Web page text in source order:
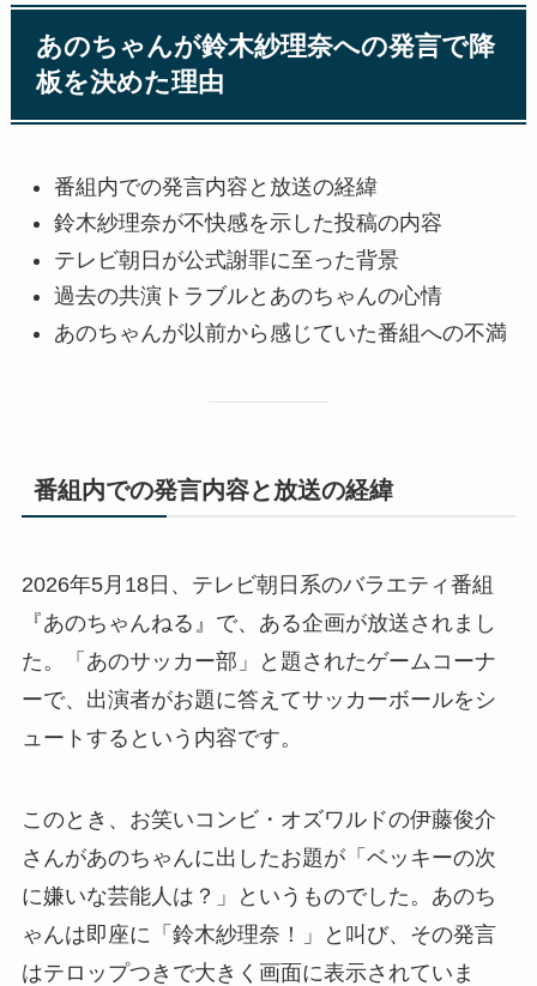
あのちゃんが鈴木紗理奈への発言で降
板を決めた理由
番組内での発言内容と放送の経緯
鈴木紗理奈が不快感を示した投稿の内容
テレビ朝日が公式謝罪に至った背景
過去の共演トラブルとあのちゃんの心情
あのちゃんが以前から感じていた番組への不満
番組内での発言内容と放送の経緯
2026年5月18日、テレビ朝日系のバラエティ番組
『あのちゃんねる』で、ある企画が放送されまし
た。「あのサッカー部」と題されたゲームコーナ
ーで、出演者がお題に答えてサッカーボールをシ
ュートするという内容です。
このとき、お笑いコンビ・オズワルドの伊藤俊介
さんがあのちゃんに出したお題が「ベッキーの次
に嫌いな芸能人は？」というものでした。あのち
ゃんは即座に「鈴木紗理奈！」と叫び、その発言
はテロップつきで大きく画面に表示されていま